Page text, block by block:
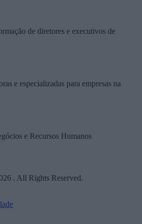
de diretores e executivos de
e especializadas para empresas na
e Recursos Humanos
. All Rights Reserved.